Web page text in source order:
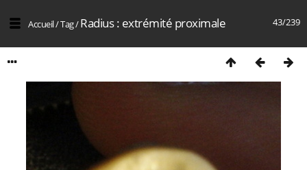
43/239
Accueil/Tag/Radius : extrémité proximale